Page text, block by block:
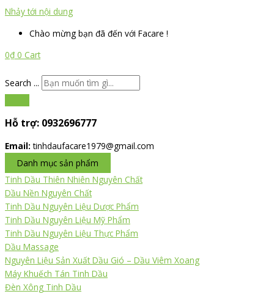
Nhảy tới nội dung
Chào mừng bạn đã đến với Facare !
0₫ 0 Cart
Search ...
Hỗ trợ: 0932696777
Email:tinhdaufacare1979@gmail.com
Danh mục sản phẩm
Tinh Dầu Thiên Nhiên Nguyên Chất
Dầu Nền Nguyên Chất
Tinh Dầu Nguyên Liệu Dược Phẩm
Tinh Dầu Nguyên Liệu Mỹ Phẩm
Tinh Dầu Nguyên Liệu Thực Phẩm
Dầu Massage
Nguyên Liệu Sản Xuất Dầu Gió – Dầu Viêm Xoang
Máy Khuếch Tán Tinh Dầu
Đèn Xông Tinh Dầu